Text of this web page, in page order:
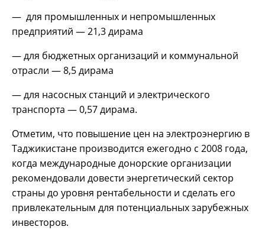
— для промышленных и непромышленных
предприятий — 21,3 дирама
— для бюджетных организаций и коммунальной
отрасли — 8,5 дирама
— для насосных станций и электрического
транспорта — 0,57 дирама.
Отметим, что повышение цен на электроэнергию в
Таджикистане производится ежегодно с 2008 года,
когда международные донорские организации
рекомендовали довести энергетический сектор
страны до уровня рентабельности и сделать его
привлекательным для потенциальных зарубежных
инвесторов.